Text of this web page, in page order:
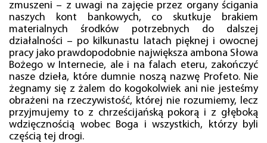
zmuszeni – z uwagi na zajęcie przez organy ścigania
naszych kont bankowych, co skutkuje brakiem
materialnych środków potrzebnych do dalszej
działalności – po kilkunastu latach pięknej i owocnej
pracy jako prawdopodobnie największa ambona Słowa
Bożego w Internecie, ale i na falach eteru, zakończyć
nasze dzieła, które dumnie noszą nazwę Profeto. Nie
żegnamy się z żalem do kogokolwiek ani nie jesteśmy
obrażeni na rzeczywistość, której nie rozumiemy, lecz
przyjmujemy to z chrześcijańską pokorą i z głęboką
wdzięcznością wobec Boga i wszystkich, którzy byli
częścią tej drogi.